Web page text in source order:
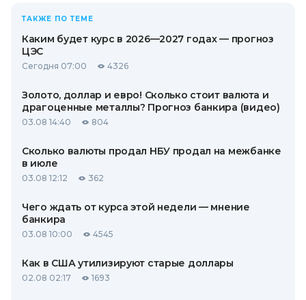
ТАКЖЕ ПО ТЕМЕ
Каким будет курс в 2026—2027 годах — прогноз
ЦЭС
Сегодня 07:00 4326
Золото, доллар и евро! Сколько стоит валюта и
драгоценные металлы? Прогноз банкира (видео)
03.08 14:40 804
Сколько валюты продал НБУ продал на межбанке
в июле
03.08 12:12 362
Чего ждать от курса этой недели — мнение
банкира
03.08 10:00 4545
Как в США утилизируют старые доллары
02.08 02:17 1693